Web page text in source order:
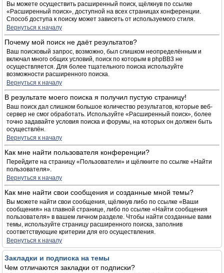
Вы можете осуществить расширенный поиск, щёлкнув по ссылке
«Расширенный поиск», доступной на всех страницах конференции.
Способ доступа к поиску может зависеть от используемого стиля.
Вернуться к началу
Почему мой поиск не даёт результатов?
Ваш поисковый запрос, возможно, был слишком неопределённым и
включал много общих условий, поиск по которым в phpBB3 не
осуществляется. Для более тщательного поиска используйте
возможности расширенного поиска.
Вернуться к началу
В результате моего поиска я получил пустую страницу!
Ваш поиск дал слишком большое количество результатов, которые веб-
сервер не смог обработать. Используйте «Расширенный поиск», более
точно задавайте условия поиска и форумы, на которых он должен быть
осуществлён.
Вернуться к началу
Как мне найти пользователя конференции?
Перейдите на страницу «Пользователи» и щёлкните по ссылке «Найти
пользователя».
Вернуться к началу
Как мне найти свои сообщения и созданные мной темы?
Вы можете найти свои сообщения, щёлкнув либо по ссылке «Ваши
сообщения» на главной странице, либо по ссылке «Найти сообщения
пользователя» в вашем личном разделе. Чтобы найти созданные вами
темы, используйте страницу расширенного поиска, заполнив
соответствующие критерии для его осуществления.
Вернуться к началу
Закладки и подписка на темы
Чем отличаются закладки от подписки?